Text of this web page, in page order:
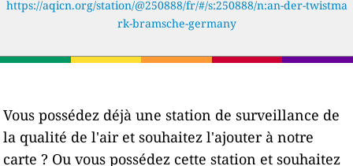
https://aqicn.org/station/@250888/fr/#/s:250888/n:an-der-twistma
rk-bramsche-germany
Vous possédez déjà une station de surveillance de
la qualité de l'air et souhaitez l'ajouter à notre
carte ? Ou vous possédez cette station et souhaitez